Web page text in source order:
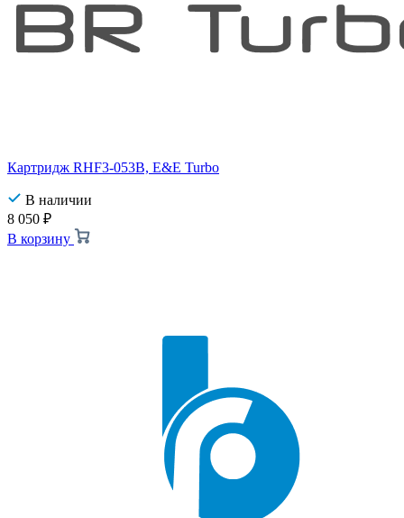
Картридж RHF3-053B, E&E Turbo
В наличии
8 050 ₽
В корзину